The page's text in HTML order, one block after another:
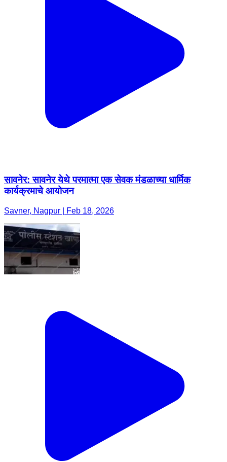
सावनेर: सावनेर येथे परमात्मा एक सेवक मंडळाच्या धार्मिक
कार्यक्रमाचे आयोजन
Savner, Nagpur | Feb 18, 2026